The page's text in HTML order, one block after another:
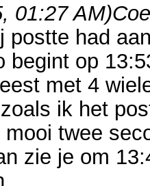
01:27 AM)
postte had
begint op
met 4
ik het
mooi twee
zie je om